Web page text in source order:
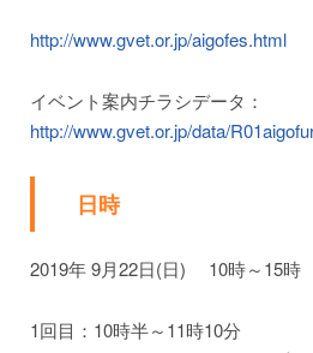
http://www.gvet.or.jp/aigofes.html
イベント案内チラシデータ：
http://www.gvet.or.jp/data/
日時
2019年 9月22日(日) 10時～15時
1回目：10時半～11時10分